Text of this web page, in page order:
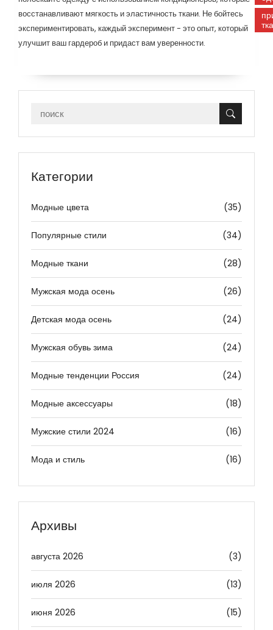
восстанавливают мягкость и эластичность ткани. Не бойтесь
экспериментировать, каждый эксперимент - это опыт, который
улучшит ваш гардероб и придаст вам уверенности.
Категории
Модные цвета (35)
Популярные стили (34)
Модные ткани (28)
Мужская мода осень (26)
Детская мода осень (24)
Мужская обувь зима (24)
Модные тенденции Россия (24)
Модные аксессуары (18)
Мужские стили 2024 (16)
Мода и стиль (16)
Архивы
августа 2026 (3)
июля 2026 (13)
июня 2026 (15)